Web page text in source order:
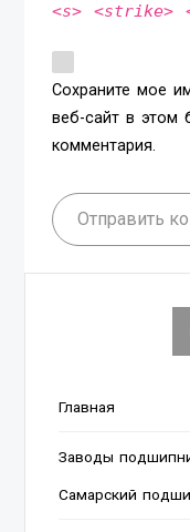
<s> <strike>
Сохраните мое
веб-сайт в этом
комментария.
Отправить
Главная
Заводы
Cамарский